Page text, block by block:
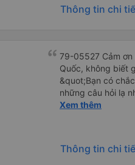
Thông tin chi
79-05527 Cảm ơn
Quốc, không biết
&quot;Bạn có
những câu hỏi lạ
sạn của chúng tôi
và thậm chí còn
buổi sáng. ngu
Xem thêm
Thông tin chi